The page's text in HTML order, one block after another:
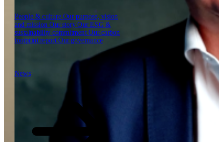
People & culture Our purpose, vision
and mission Our storyOur ESG &
sustainability commitmentOur carbon
footprint reportOur governance
News